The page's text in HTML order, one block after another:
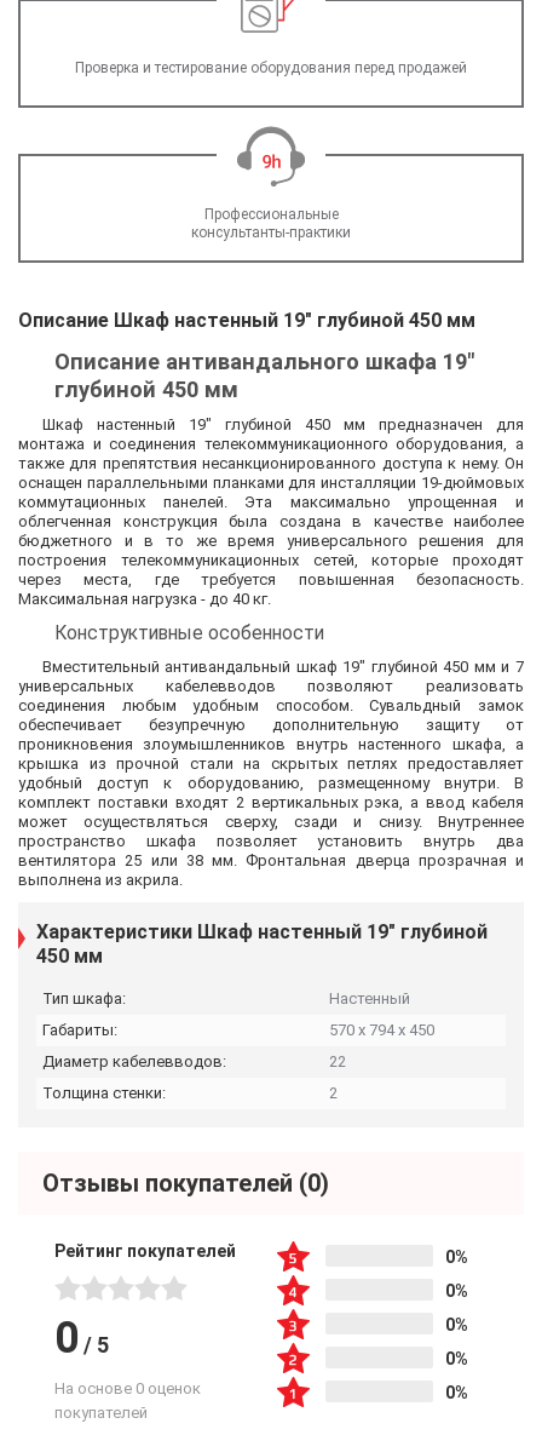
Проверка и тестирование оборудования перед продажей
Профессиональные
консультанты-практики
Описание Шкаф настенный 19" глубиной 450 мм
Описание антивандального шкафа 19"
глубиной 450 мм
Шкаф настенный 19" глубиной 450 мм предназначен для
монтажа и соединения телекоммуникационного оборудования, а
также для препятствия несанкционированного доступа к нему. Он
оснащен параллельными планками для инсталляции 19-дюймовых
коммутационных панелей. Эта максимально упрощенная и
облегченная конструкция была создана в качестве наиболее
бюджетного и в то же время универсального решения для
построения телекоммуникационных сетей, которые проходят
через места, где требуется повышенная безопасность.
Максимальная нагрузка - до 40 кг.
Конструктивные особенности
Вместительный антивандальный шкаф 19" глубиной 450 мм и 7
универсальных кабелевводов позволяют реализовать
соединения любым удобным способом. Сувальдный замок
обеспечивает безупречную дополнительную защиту от
проникновения злоумышленников внутрь настенного шкафа, а
крышка из прочной стали на скрытых петлях предоставляет
удобный доступ к оборудованию, размещенному внутри. В
комплект поставки входят 2 вертикальных рэка, а ввод кабеля
может осуществляться сверху, сзади и снизу. Внутреннее
пространство шкафа позволяет установить внутрь два
вентилятора 25 или 38 мм. Фронтальная дверца прозрачная и
выполнена из акрила.
Характеристики Шкаф настенный 19" глубиной
450 мм
Тип шкафа:
Настенный
Габариты:
570 x 794 x 450
Диаметр кабелевводов:
22
Толщина стенки:
2
Отзывы покупателей (0)
Рейтинг покупателей
0 / 5
На основе 0 оценок
покупателей
0%
0%
0%
0%
0%